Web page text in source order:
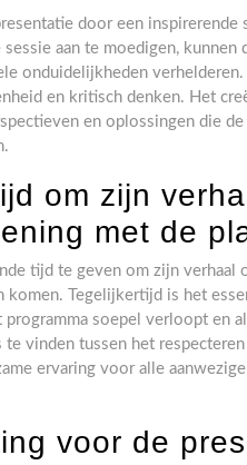
door een inspirerende
aan te moedigen, kunnen
onduidelijkheden
en kritisch denken. Het
en oplossingen die de
om zijn
met de
tijd te geven om zijn verhaal
Tegelijkertijd is het
soepel verloopt en
vinden tussen het
ervaring voor alle
voor de